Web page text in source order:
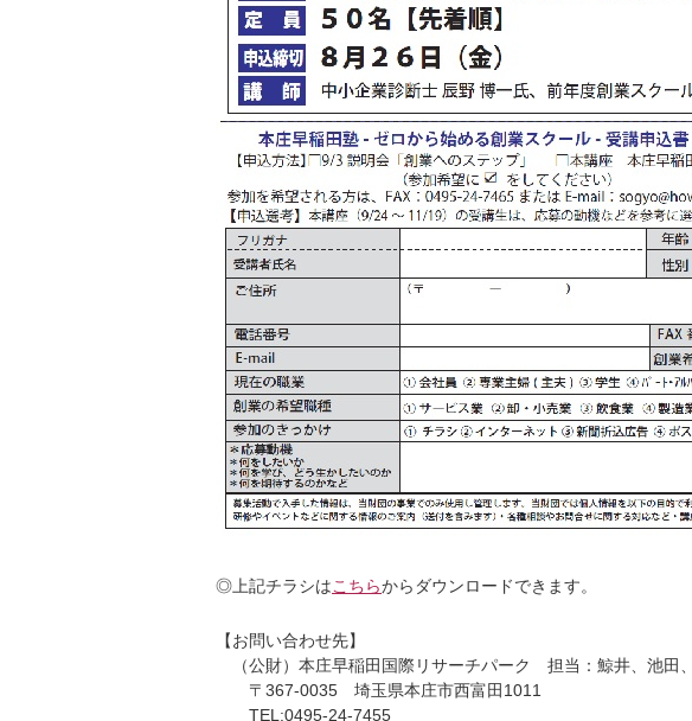
◎上記チラシはこちらからダウンロードできます。
【お問い合わせ先】
（公財）本庄早稲田国際リサーチパーク 担当：鯨井、池田
〒367-0035 埼玉県本庄市西富田1011
TEL:0495-24-7455